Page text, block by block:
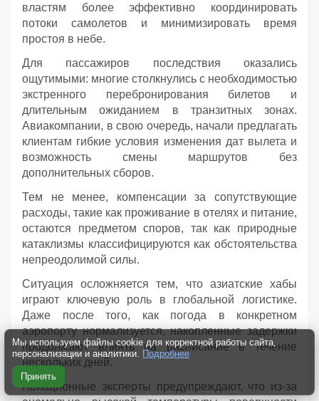
властям более эффективно координировать
потоки самолетов и минимизировать время
простоя в небе.
Для пассажиров последствия оказались
ощутимыми: многие столкнулись с необходимостью
экстренного перебронирования билетов и
длительным ожиданием в транзитных зонах.
Авиакомпании, в свою очередь, начали предлагать
клиентам гибкие условия изменения дат вылета и
возможность смены маршрутов без
дополнительных сборов.
Тем не менее, компенсации за сопутствующие
расходы, такие как проживание в отелях и питание,
остаются предметом споров, так как природные
катаклизмы классифицируются как обстоятельства
непреодолимой силы.
Ситуация осложняется тем, что азиатские хабы
играют ключевую роль в глобальной логистике.
Даже после того, как погода в конкретном
аэропорту нормализуется, накопленные задержки
продолжают влиять на расписание в течение
нескольких дней.
Авиационные эксперты предупреждают, что из-за
Мы используем файлы cookie для корректной работы сайта,
персонализации и аналитики. Подробнее
Принять